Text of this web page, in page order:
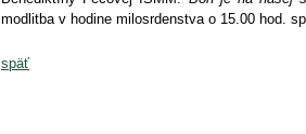
modlitba v hodine milosrdenstva o 15.00 hod.
späť